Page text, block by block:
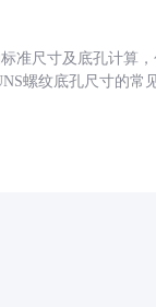
准尺寸及底孔计算
螺纹底孔尺寸的